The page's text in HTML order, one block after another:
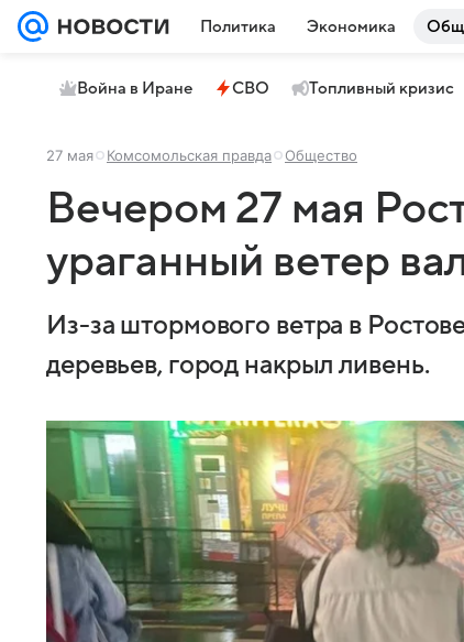
Политика Экономика
Война в Иране СВО Топливный кризис
27 мая Комсомольская правда Общество
Вечером 27 мая
ураганный ветер
Из-за штормового ветра в
деревьев, город накрыл ливень.